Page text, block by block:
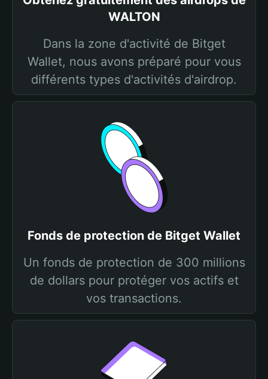
WALTON
Dans la zone d'activité de Bitget
Wallet, nous avons préparé pour vous
différents types d'activités d'airdrop.
Fonds de protection de Bitget Wallet
Un fonds de protection de 300 millions
de dollars pour protéger vos actifs et
vos transactions.